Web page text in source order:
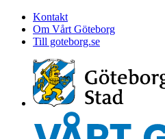
Kontakt
Om Vårt Göteborg
Till goteborg.se